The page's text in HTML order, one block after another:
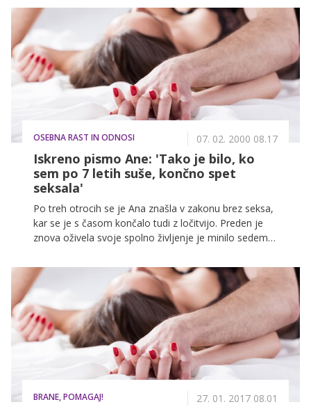
njeno telo po toliko letih prebudilo iz spanca. To je
njena zgodba ...
OSEBNA RAST IN ODNOSI 07. 02. 2000 08.17
Iskreno pismo Ane: 'Tako je bilo, ko
sem po 7 letih suše, končno spet
seksala'
Po treh otrocih se je Ana znašla v zakonu brez seksa,
kar se je s časom končalo tudi z ločitvijo. Preden je
znova oživela svoje spolno življenje je minilo sedem
njeno telo po toliko letih prebudilo iz spanca. To je
njena zgodba ...
BRANE, POMAGAJ! 27. 01. 2017 08.01